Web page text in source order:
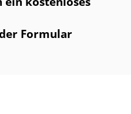
Formular